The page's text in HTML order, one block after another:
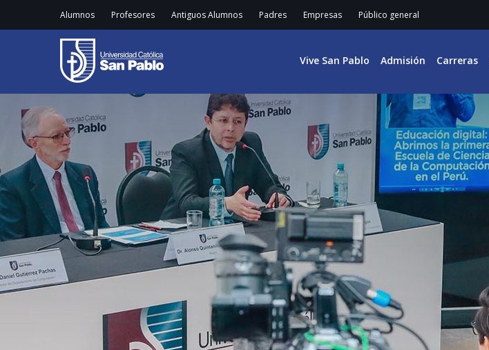
Alumnos Profesores Antiguos Alumnos Padres Empresas Público general
Vive San Pablo Admisión Carreras